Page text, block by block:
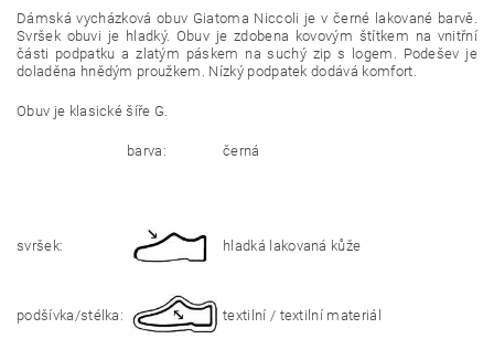
Dámská vycházková obuv Giatoma Niccoli je v černé lakované barvě.
Svršek obuvi je hladký. Obuv je zdobena kovovým štítkem na vnitřní
části podpatku a zlatým páskem na suchý zip s logem. Podešev je
doladěna hnědým proužkem. Nízký podpatek dodává komfort.
Obuv je klasické šíře G.
barva: černá
svršek: hladká lakovaná kůže
podšívka/stélka: textilní / textilní materiál